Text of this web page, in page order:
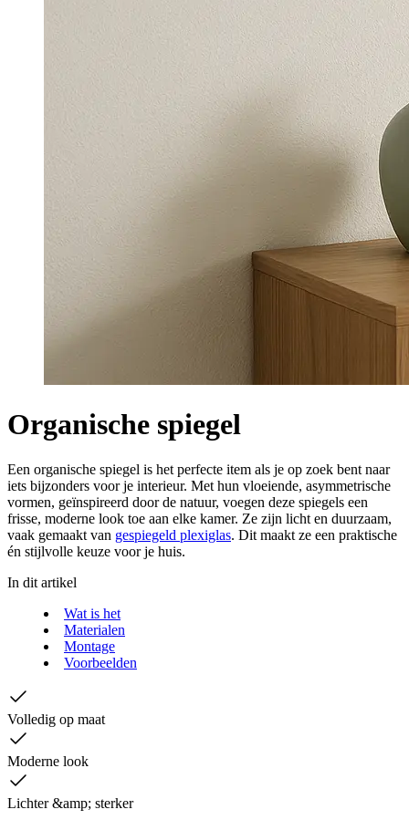
Organische spiegel
Een organische spiegel is het perfecte item als je op zoek bent naar
iets bijzonders voor je interieur. Met hun vloeiende, asymmetrische
vormen, geïnspireerd door de natuur, voegen deze spiegels een
frisse, moderne look toe aan elke kamer. Ze zijn licht en duurzaam,
vaak gemaakt van gespiegeld plexiglas. Dit maakt ze een praktische
én stijlvolle keuze voor je huis.
In dit artikel
Wat is het
Materialen
Montage
Voorbeelden
Volledig op maat
Moderne look
Lichter &amp; sterker